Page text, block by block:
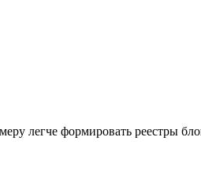
легче формировать реестры